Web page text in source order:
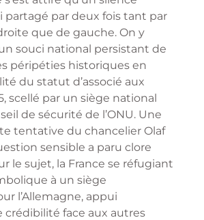
partagé par deux fois tant par
que de gauche. On y
souci national persistant de
péripéties historiques en
du statut d’associé aux
scellé par un siège national
de sécurité de l’ONU. Une
tentative du chancelier Olaf
sensible a paru clore
le sujet, la France se réfugiant
à un siège
l’Allemagne, appui
face aux autres